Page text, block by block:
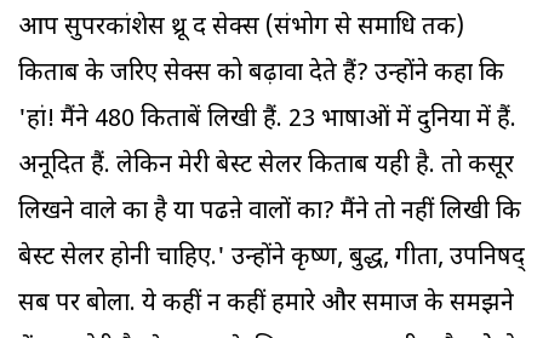
आप सुपरकांशेस थ्रू द सेक्स (संभोग से समाधि तक)
किताब के जरिए सेक्स को बढ़ावा देते हैं? उन्होंने कहा कि
'हां! मैंने 480 किताबें लिखी हैं. 23 भाषाओं में दुनिया में हैं.
अनूदित हैं. लेकिन मेरी बेस्ट सेलर किताब यही है. तो कसूर
लिखने वाले का है या पढऩे वालों का? मैंने तो नहीं लिखी कि
बेस्ट सेलर होनी चाहिए.' उन्होंने कृष्ण, बुद्ध, गीता, उपनिषद्
सब पर बोला. ये कहीं न कहीं हमारे और समाज के समझने